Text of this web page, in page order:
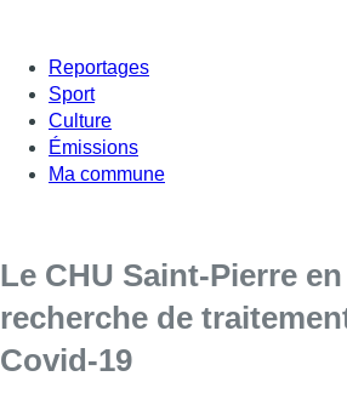
Reportages
Sport
Culture
Émissions
Ma commune
Le CHU Saint-Pierre
recherche de
Covid-19